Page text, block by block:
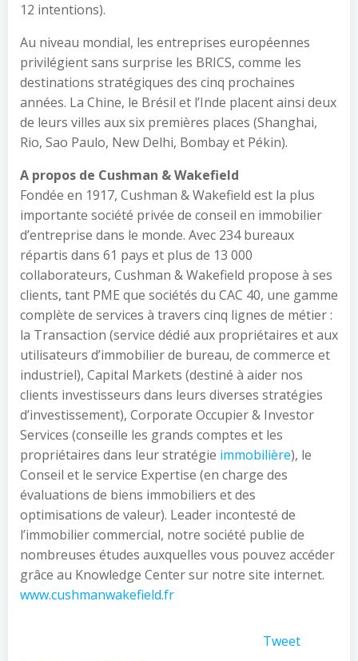
12 intentions).
Au niveau mondial, les entreprises européennes
privilégient sans surprise les BRICS, comme les
destinations stratégiques des cinq prochaines
années. La Chine, le Brésil et l’Inde placent ainsi deux
de leurs villes aux six premières places (Shanghai,
Rio, Sao Paulo, New Delhi, Bombay et Pékin).
A propos de Cushman & Wakefield
Fondée en 1917, Cushman & Wakefield est la plus
importante société privée de conseil en immobilier
d’entreprise dans le monde. Avec 234 bureaux
répartis dans 61 pays et plus de 13 000
collaborateurs, Cushman & Wakefield propose à ses
clients, tant PME que sociétés du CAC 40, une gamme
complète de services à travers cinq lignes de métier :
la Transaction (service dédié aux propriétaires et aux
utilisateurs d’immobilier de bureau, de commerce et
industriel), Capital Markets (destiné à aider nos
clients investisseurs dans leurs diverses stratégies
d’investissement), Corporate Occupier & Investor
Services (conseille les grands comptes et les
propriétaires dans leur stratégie immobilière), le
Conseil et le service Expertise (en charge des
évaluations de biens immobiliers et des
optimisations de valeur). Leader incontesté de
l’immobilier commercial, notre société publie de
nombreuses études auxquelles vous pouvez accéder
grâce au Knowledge Center sur notre site internet.
www.cushmanwakefield.fr
Tweet